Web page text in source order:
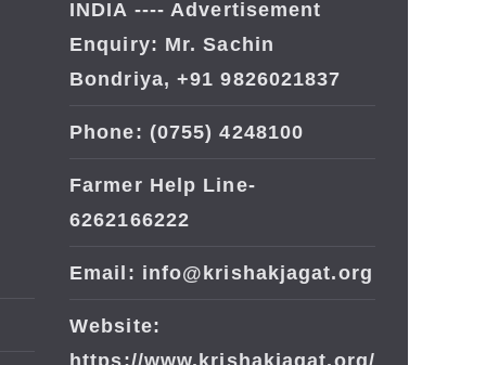
INDIA ---- Advertisement
Enquiry: Mr. Sachin
Bondriya, +91 9826021837
Phone: (0755) 4248100
Farmer Help Line-
6262166222
Email: info@krishakjagat.org
Website:
https://www.krishakjagat.org/